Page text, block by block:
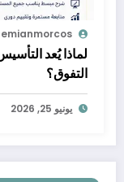
لماذا يُعد
التفوق؟
يونيو 25, 2026